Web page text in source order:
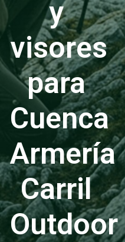
y
visores
para
Cuenca
Armería
Carril
Outdoor